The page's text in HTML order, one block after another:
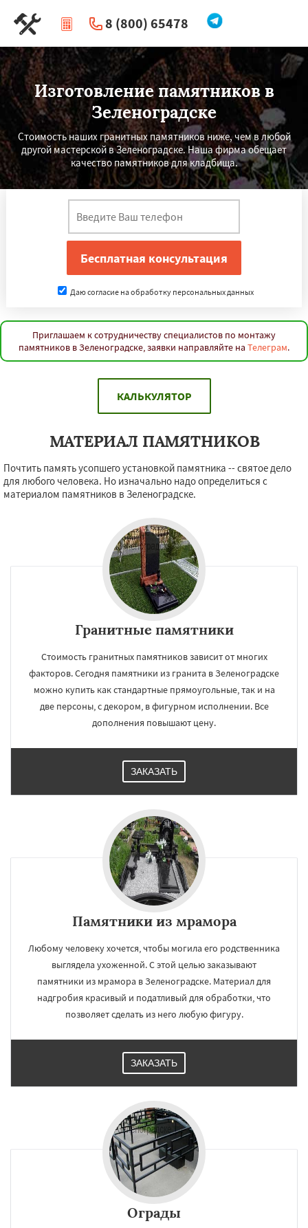
8 (800) 65478
| Перезвоните мне
Изготовление памятников в
Зеленоградске
Стоимость наших гранитных памятников ниже, чем в любой
другой мастерской в Зеленоградске. Наша фирма обещает
качество памятников для кладбища.
Даю согласие на обработку персональных данных
Приглашаем к сотрудничеству специалистов по монтажу
памятников в Зеленоградске, заявки направляйте на Телеграм.
КАЛЬКУЛЯТОР
МАТЕРИАЛ ПАМЯТНИКОВ
Почтить память усопшего установкой памятника -- святое дело
для любого человека. Но изначально надо определиться с
материалом памятников в Зеленоградске.
Гранитные памятники
Стоимость гранитных памятников зависит от многих
факторов. Сегодня памятники из гранита в Зеленоградске
можно купить как стандартные прямоугольные, так и на
две персоны, с декором, в фигурном исполнении. Все
дополнения повышают цену.
ЗАКАЗАТЬ
Памятники из мрамора
Любому человеку хочется, чтобы могила его родственника
выглядела ухоженной. С этой целью заказывают
памятники из мрамора в Зеленоградске. Материал для
надгробия красивый и податливый для обработки, что
позволяет сделать из него любую фигуру.
ЗАКАЗАТЬ
Ограды